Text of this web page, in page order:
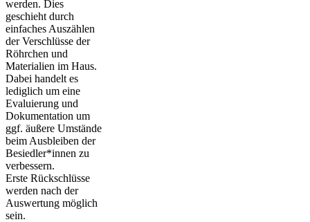
werden. Dies
geschieht durch
einfaches Auszählen
der Verschlüsse der
Röhrchen und
Materialien im Haus.
Dabei handelt es
lediglich um eine
Evaluierung und
Dokumentation um
ggf. äußere Umstände
beim Ausbleiben der
Besiedler*innen zu
verbessern.
Erste Rückschlüsse
werden nach der
Auswertung möglich
sein.